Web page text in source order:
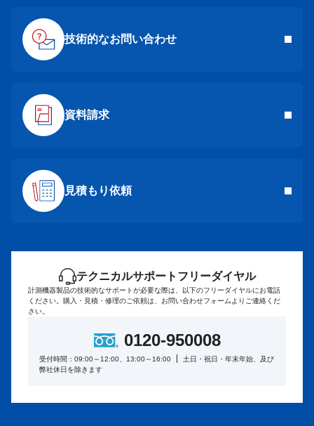
技術的なお問い合わせ
資料請求
見積もり依頼
テクニカルサポートフリーダイヤル
計測機器製品の技術的なサポートが必要な際は、以下のフリーダイヤルにお電話
ください。 購入・見積・修理のご依頼は、お問い合わせフォームよりご連絡くだ
さい。
0120-950008
受付時間：09:00～12:00、13:00～16:00
土日・祝日・年末年始、及び
弊社休日を除きます